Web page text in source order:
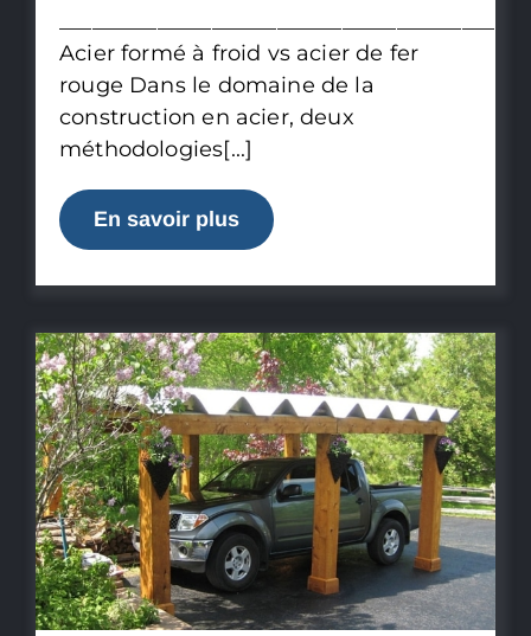
Acier formé à froid vs acier de fer
rouge Dans le domaine de la
construction en acier, deux
méthodologies[...]
En savoir plus